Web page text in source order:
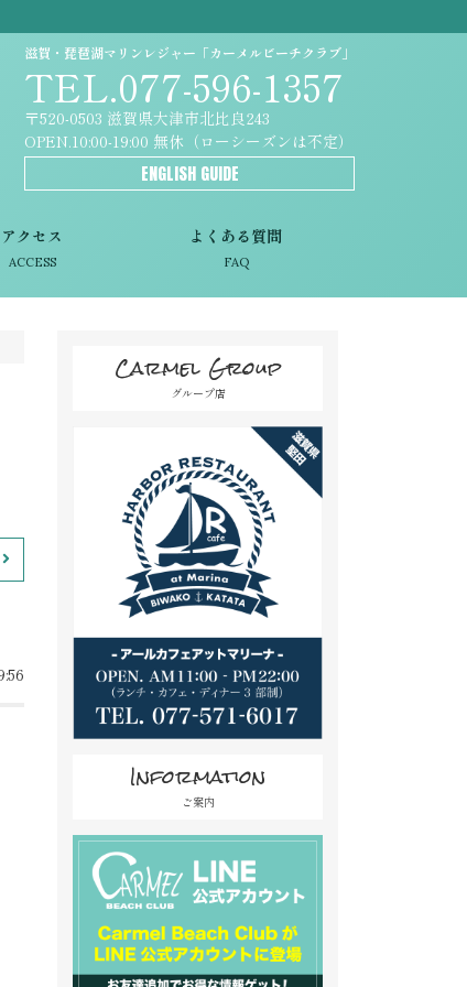
アクセス
ACCESS
よくある質問
FAQ
滋賀・琵琶湖マリンレジャー「カーメルビーチクラブ」
TEL.077-596-1357
〒520-0503 滋賀県大津市北比良243
OPEN.10:00-19:00 無休（ローシーズンは不定）
ENGLISH GUIDE
Carmel Group
グループ店
Information
ご案内